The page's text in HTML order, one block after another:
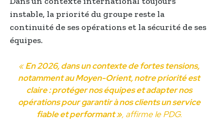
instable, la priorité du groupe reste la
continuité de ses opérations et la sécurité de ses
équipes.
«En 2026, dans un contexte de fortes tensions,
notamment au Moyen-Orient, notre priorité est
claire : protéger nos équipes et adapter nos
opérations pour garantir à nos clients un service
fiable et performant », affirme le PDG.